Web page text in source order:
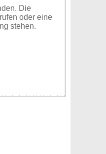
Die
oder eine
stehen.